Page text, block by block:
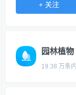
+ 关注
园林植物
19.38 万条